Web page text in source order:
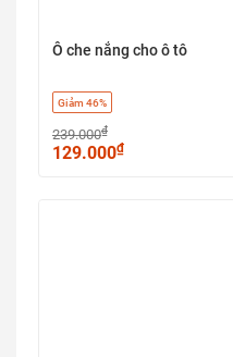
Ô che nắng cho ô tô
Giảm 46%
239.000₫
129.000₫